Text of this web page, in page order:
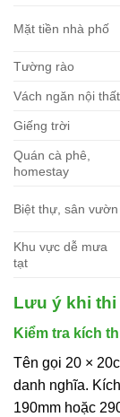
Mặt tiền nhà phố
Tường rào
Vách ngăn nội thất
Giếng trời
Quán cà phê,
homestay
Biệt thự, sân vườn
Khu vực dễ mưa
tạt
Lưu ý khi
Kiểm tra kích
Tên gọi 20 ×
danh nghĩa.
190mm hoặc